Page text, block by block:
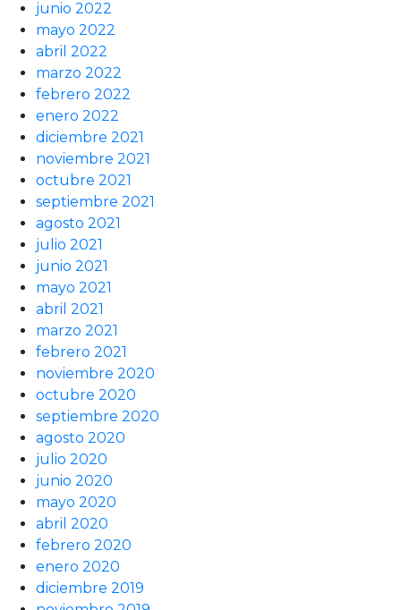
junio 2022
mayo 2022
abril 2022
marzo 2022
febrero 2022
enero 2022
diciembre 2021
noviembre 2021
octubre 2021
septiembre 2021
agosto 2021
julio 2021
junio 2021
mayo 2021
abril 2021
marzo 2021
febrero 2021
noviembre 2020
octubre 2020
septiembre 2020
agosto 2020
julio 2020
junio 2020
mayo 2020
abril 2020
febrero 2020
enero 2020
diciembre 2019